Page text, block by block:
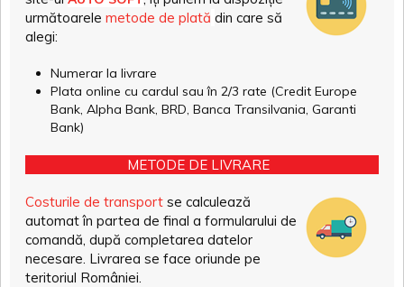
următoarele metode de plată din care să
alegi:
Numerar la livrare
Plata online cu cardul sau în 2/3 rate (Credit Europe
Bank, Alpha Bank, BRD, Banca Transilvania, Garanti
Bank)
METODE DE LIVRARE
Costurile de transport se calculează
automat în partea de final a formularului de
comandă, după completarea datelor
necesare. Livrarea se face oriunde pe
teritoriul României.